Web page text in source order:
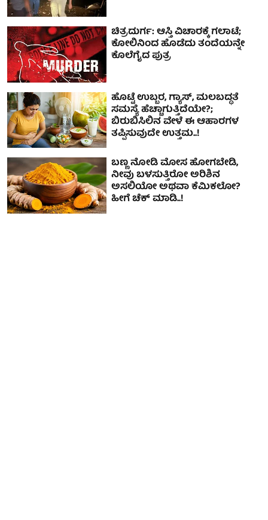
ಚಿತ್ರದುರ್ಗ: ಆಸ್ತಿ ವಿಚಾರಕ್ಕೆ ಗಲಾಟೆ;
ಕೋಲಿನಿಂದ ಹೊಡೆದು ತಂದೆಯನ್ನೇ
ಕೊಲೆಗೈದ ಪುತ್ರ
ಹೊಟ್ಟೆ ಉಬ್ಬರ, ಗ್ಯಾಸ್, ಮಲಬದ್ಧತೆ
ಸಮಸ್ಯೆ ಹೆಚ್ಚಾಗುತ್ತಿದೆಯೇ?;
ಬಿರುಬಿಸಿಲಿನ ವೇಳೆ ಈ ಆಹಾರಗಳ
ತಪ್ಪಿಸುವುದೇ ಉತ್ತಮ..!
ಬಣ್ಣ ನೋಡಿ ಮೋಸ ಹೋಗಬೇಡಿ,
ನೀವು ಬಳಸುತ್ತಿರೋ ಅರಿಶಿನ
ಅಸಲಿಯೋ ಅಥವಾ ಕೆಮಿಕಲೋ?
ಹೀಗೆ ಚೆಕ್ ಮಾಡಿ..!